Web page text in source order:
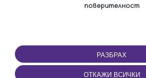
поверителност
РАЗБРАХ
ОТКАЖИ ВСИЧКИ
ПОЛЗВАНЕ
Правила и условия за
ползване